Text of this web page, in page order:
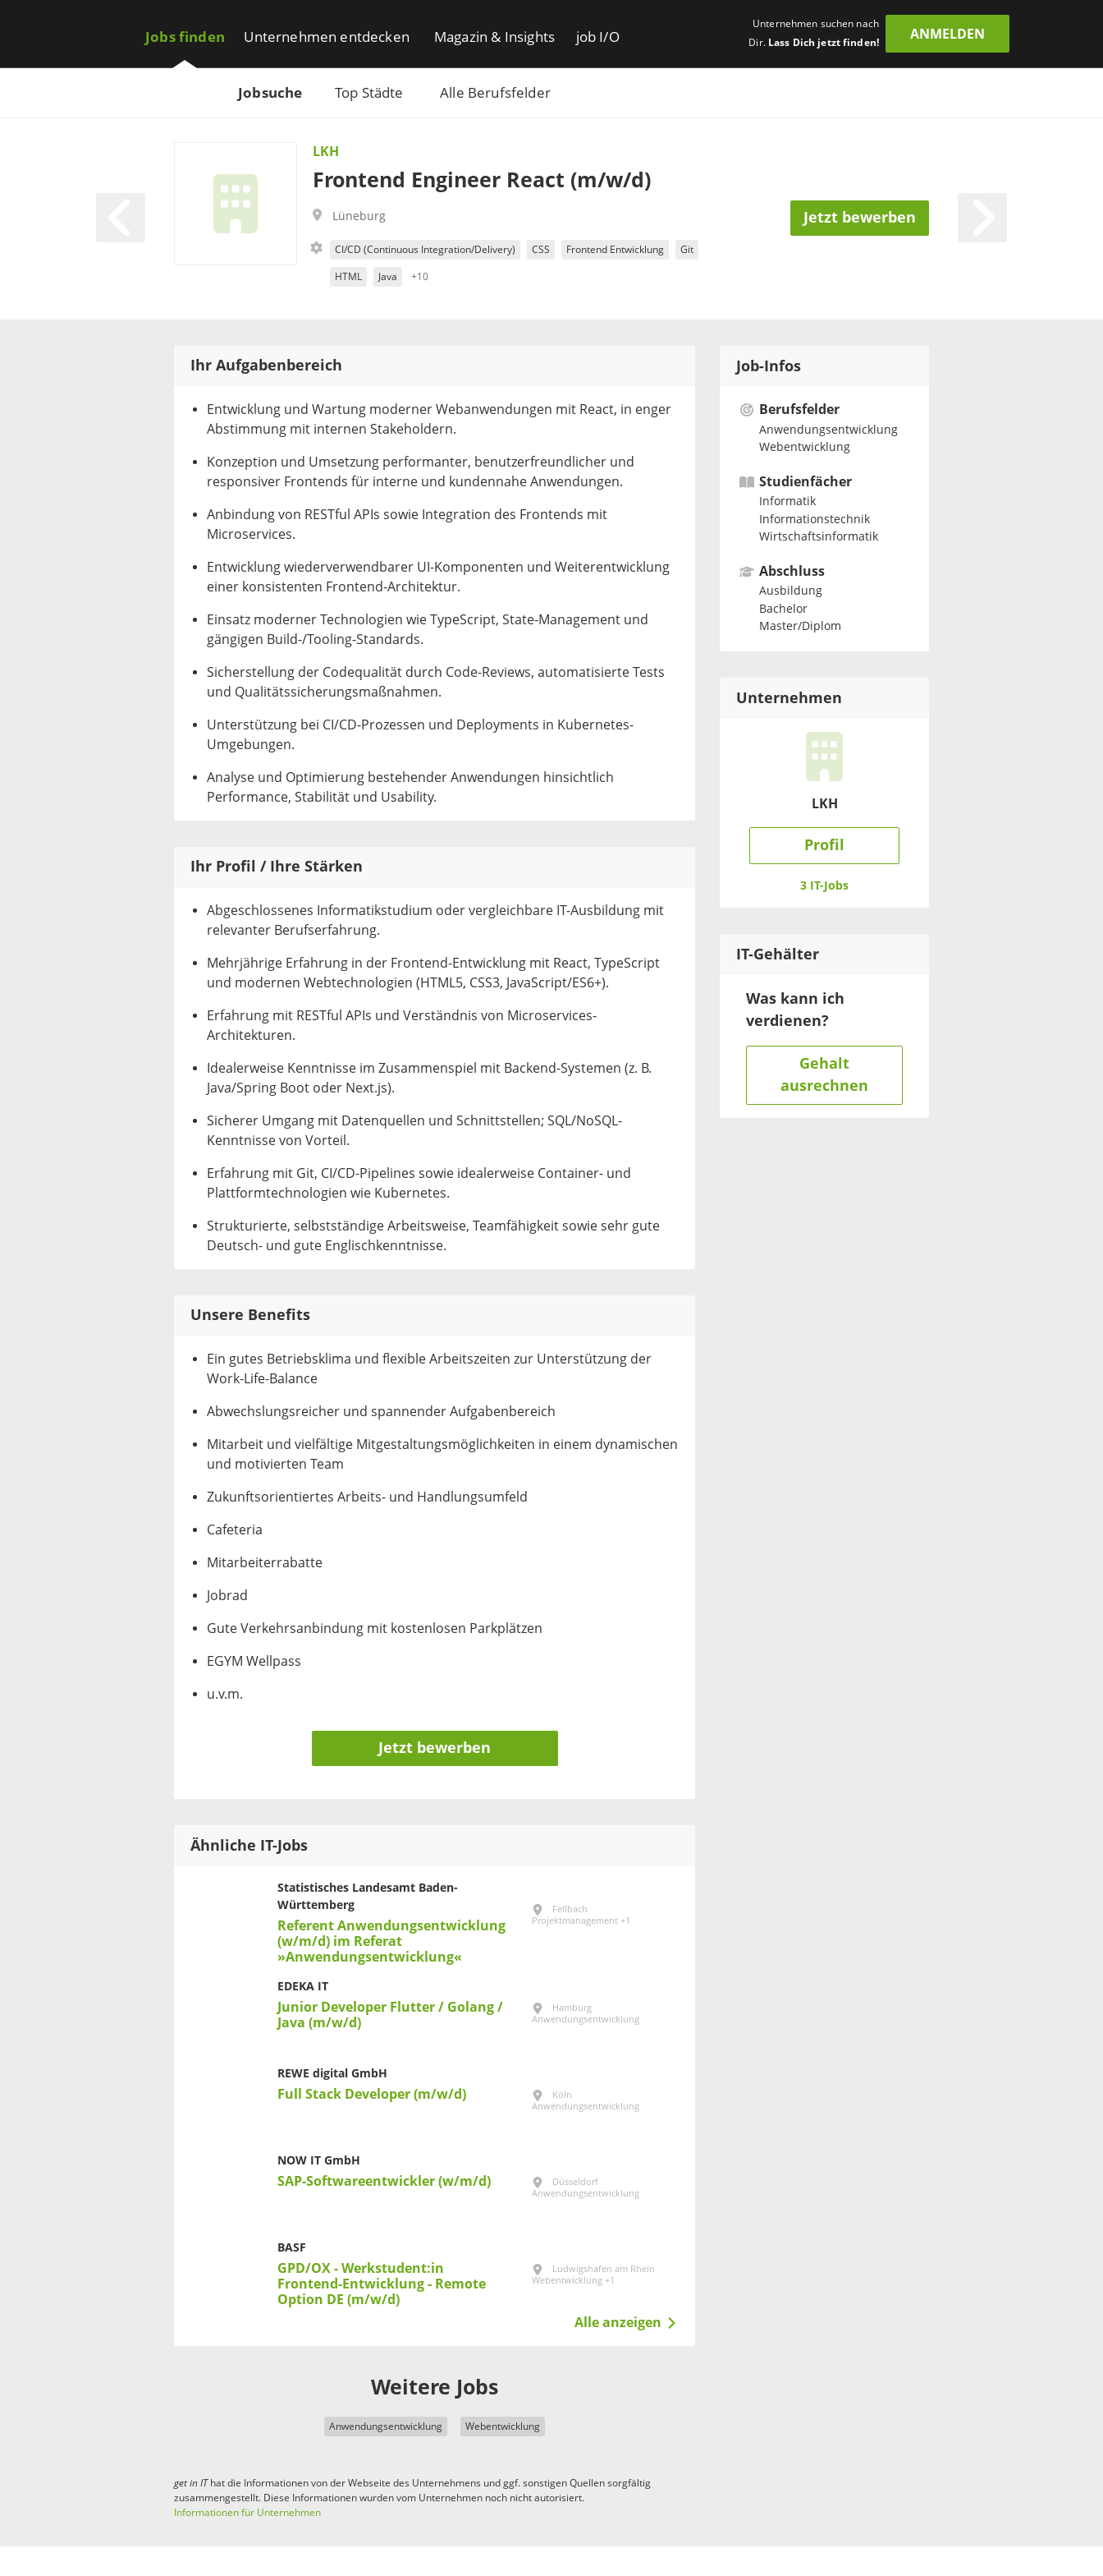
Jobs finden
Jobsuche Top Städte Alle Berufsfelder
Unternehmen entdecken Magazin & Insights job I/O
Unternehmen suchen nach
Dir. Lass Dich jetzt finden!
ANMELDEN
LKH
Frontend Engineer React (m/w/d)
Lüneburg
CI/CD (Continuous Integration/Delivery) CSS Frontend Entwicklung Git
HTML Java +10
Jetzt bewerben
Ihr Aufgabenbereich
Entwicklung und Wartung moderner Webanwendungen mit React, in enger
Abstimmung mit internen Stakeholdern.
Konzeption und Umsetzung performanter, benutzerfreundlicher und
responsiver Frontends für interne und kundennahe Anwendungen.
Anbindung von RESTful APIs sowie Integration des Frontends mit
Microservices.
Entwicklung wiederverwendbarer UI-Komponenten und Weiterentwicklung
einer konsistenten Frontend-Architektur.
Einsatz moderner Technologien wie TypeScript, State-Management und
gängigen Build-/Tooling-Standards.
Sicherstellung der Codequalität durch Code-Reviews, automatisierte Tests
und Qualitätssicherungsmaßnahmen.
Unterstützung bei CI/CD-Prozessen und Deployments in Kubernetes-
Umgebungen.
Analyse und Optimierung bestehender Anwendungen hinsichtlich
Performance, Stabilität und Usability.
Ihr Profil / Ihre Stärken
Abgeschlossenes Informatikstudium oder vergleichbare IT-Ausbildung mit
relevanter Berufserfahrung.
Mehrjährige Erfahrung in der Frontend-Entwicklung mit React, TypeScript
und modernen Webtechnologien (HTML5, CSS3, JavaScript/ES6+).
Erfahrung mit RESTful APIs und Verständnis von Microservices-
Architekturen.
Idealerweise Kenntnisse im Zusammenspiel mit Backend-Systemen (z. B.
Java/Spring Boot oder Next.js).
Sicherer Umgang mit Datenquellen und Schnittstellen; SQL/NoSQL-
Kenntnisse von Vorteil.
Erfahrung mit Git, CI/CD-Pipelines sowie idealerweise Container- und
Plattformtechnologien wie Kubernetes.
Strukturierte, selbstständige Arbeitsweise, Teamfähigkeit sowie sehr gute
Deutsch- und gute Englischkenntnisse.
Unsere Benefits
Ein gutes Betriebsklima und flexible Arbeitszeiten zur Unterstützung der
Work-Life-Balance
Abwechslungsreicher und spannender Aufgabenbereich
Mitarbeit und vielfältige Mitgestaltungsmöglichkeiten in einem dynamischen
und motivierten Team
Zukunftsorientiertes Arbeits- und Handlungsumfeld
Cafeteria
Mitarbeiterrabatte
Jobrad
Gute Verkehrsanbindung mit kostenlosen Parkplätzen
EGYM Wellpass
u.v.m.
Jetzt bewerben
Job-Infos
Berufsfelder
Anwendungsentwicklung
Webentwicklung
Studienfächer
Informatik
Informationstechnik
Wirtschaftsinformatik
Abschluss
Ausbildung
Bachelor
Master/Diplom
Unternehmen
LKH
Profil
3 IT-Jobs
IT-Gehälter
Was kann ich
verdienen?
Gehalt
ausrechnen
Ähnliche IT-Jobs
Statistisches Landesamt Baden-
Württemberg
Referent Anwendungsentwicklung
(w/m/d) im Referat
»Anwendungsentwicklung«
Fellbach
Projektmanagement +1
EDEKA IT
Junior Developer Flutter / Golang /
Java (m/w/d)
Hamburg
Anwendungsentwicklung
REWE digital GmbH
Full Stack Developer (m/w/d)
Köln
Anwendungsentwicklung
NOW IT GmbH
SAP-Softwareentwickler (w/m/d)
Düsseldorf
Anwendungsentwicklung
BASF
GPD/OX - Werkstudent:in
Frontend-Entwicklung - Remote
Option DE (m/w/d)
Ludwigshafen am Rhein
Webentwicklung +1
Alle anzeigen
Weitere Jobs
Anwendungsentwicklung Webentwicklung
get in IThat die Informationen von der Webseite des Unternehmens und ggf. sonstigen Quellen sorgfältig
zusammengestellt. Diese Informationen wurden vom Unternehmen noch nicht autorisiert.
Informationen für Unternehmen